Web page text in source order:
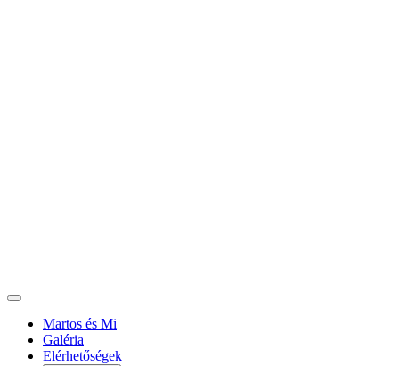
Martos és Mi
Galéria
Elérhetőségek